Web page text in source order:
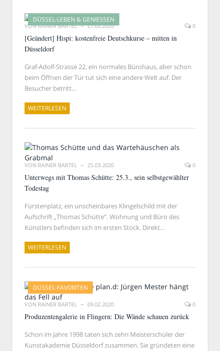
DÜSSEL-LEBEN & GENIESSEN
VONRAINER BARTEL 27.03.2020 0
[Geändert] Hispi: kostenfreie Deutschkurse – mitten in
Düsseldorf
Graf-Adolf-Strasse 22, ein normales Bürohaus, aber schon
beim Öffnen der Tür tut sich eine andere Welt auf. Der
Besucher betritt…
WEITERLESEN
VON RAINER BARTEL 25.03.2020 0
Unterwegs mit Thomas Schütte: 25.3., sein selbstgewählter
Todestag
Fürstenplatz, ein unscheinbares Klingelschild mit der
Aufschrift „Thomas Schütte“. Wohnung und Büro des
Künstlers befinden sich im ersten Stock. Direkt…
WEITERLESEN
DÜSSEL-FAVORITEN
VON RAINER BARTEL 09.02.2020 0
Produzentengalerie in Flingern: Die Wände schauen zurück
Schon im Jahre 1998 taten sich zehn Meisterschüler der
Kunstakademie Düsseldorf zusammen. Sie gründeten eine